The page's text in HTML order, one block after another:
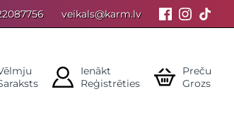
veikals@karm.lv
Ienākt
Reģistrēties
Preču
Grozs